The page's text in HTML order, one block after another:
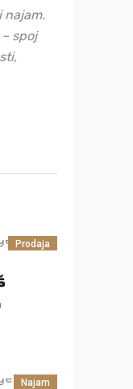
najam.
spoj
Prodaja
Najam